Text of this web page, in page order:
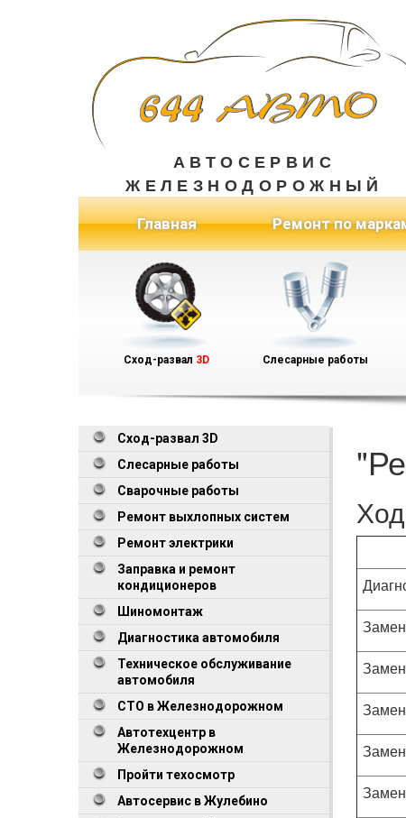
АВТОСЕРВИС
ЖЕЛЕЗНОДОРОЖНЫЙ
Главная(current) Ремонт по
Сход-развал 3D Слесарные работы
Сход-развал 3D
Слесарные работы
Сварочные работы
Ремонт выхлопных систем
Ремонт электрики
Заправка и ремонт
кондиционеров
Шиномонтаж
Диагностика автомобиля
Техническое обслуживание
автомобиля
СТО в Железнодорожном
Автотехцентр в
Железнодорожном
Пройти техосмотр
Автосервис в Жулебино